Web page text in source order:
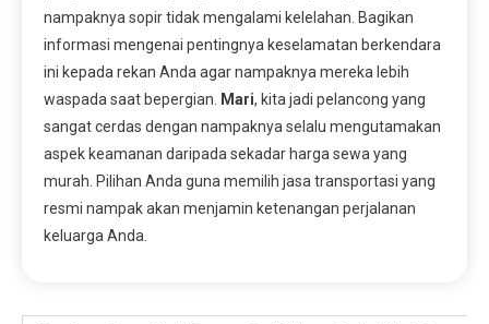
nampaknya sopir tidak mengalami kelelahan. Bagikan
informasi mengenai pentingnya keselamatan berkendara
ini kepada rekan Anda agar nampaknya mereka lebih
waspada saat bepergian.
Mari, kita jadi pelancong yang
sangat cerdas dengan nampaknya selalu mengutamakan
aspek keamanan daripada sekadar harga sewa yang
murah. Pilihan Anda guna memilih jasa transportasi yang
resmi nampak akan menjamin ketenangan perjalanan
keluarga Anda.